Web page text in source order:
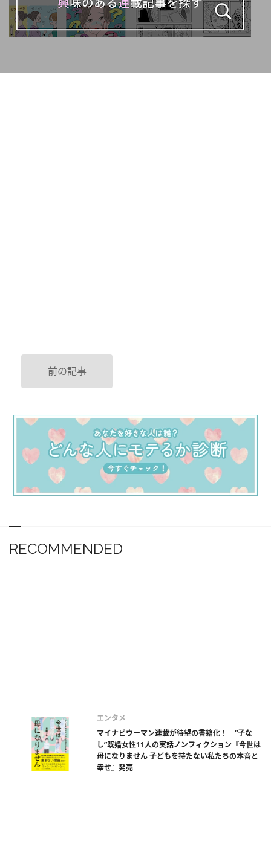
前の記事
RECOMMENDED
エンタメ
マイナビウーマン連載が待望の書籍化！ “子な
し”既婚女性11人の実話ノンフィクション『今世は
母になりません 子どもを持たない私たちの本音と
幸せ』発売